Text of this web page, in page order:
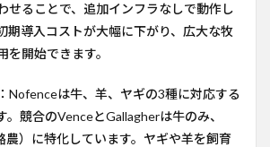
せることで、追加インフラなしで動作し
期導入コストが大幅に下がり、広大な牧
開始できます。
：Nofenceは牛、羊、ヤギの3種に対応する
。競合のVenceとGallagherは牛のみ、
農）に特化しています。ヤギや羊を飼育